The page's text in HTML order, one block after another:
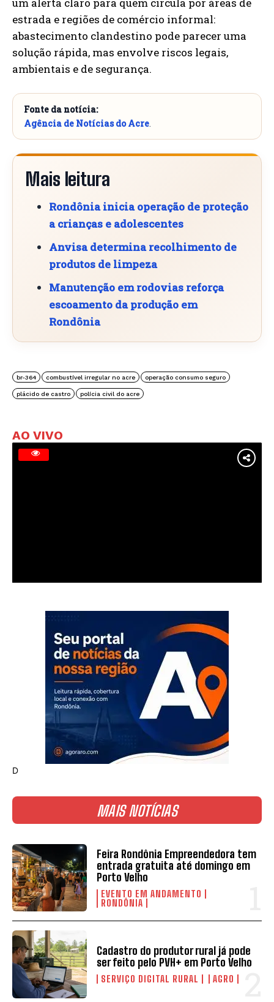
AO VIVO
D
MAIS NOTÍCIAS
Feira Rondônia Empreendedora tem
entrada gratuita até domingo em
Porto Velho
EVENTO EM ANDAMENTO
RONDÔNIA
Cadastro do produtor rural já pode
ser feito pelo PVH+ em Porto Velho
SERVIÇO DIGITAL RURAL AGRO
estrada e regiões de comércio informal:
abastecimento clandestino pode parecer uma
solução rápida, mas envolve riscos legais,
ambientais e de segurança.
Fonte da notícia:
Agência de Notícias do Acre.
Mais leitura
Rondônia inicia operação de proteção
a crianças e adolescentes
Anvisa determina recolhimento de
produtos de limpeza
Manutenção em rodovias reforça
escoamento da produção em
Rondônia
br-364 combustível irregular no acre operação consumo seguro
plácido de castro polícia civil do acre